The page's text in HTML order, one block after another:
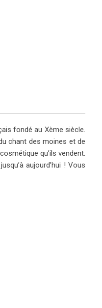
fondé au Xème siècle.
chant des moines et de
qu’ils vendent.
aujourd’hui ! Vous